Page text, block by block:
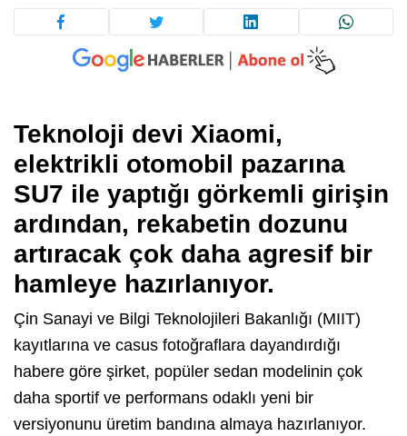
Teknoloji devi Xiaomi,
elektrikli otomobil pazarına
SU7 ile yaptığı görkemli girişin
ardından, rekabetin dozunu
artıracak çok daha agresif bir
hamleye hazırlanıyor.
Çin Sanayi ve Bilgi Teknolojileri Bakanlığı (MIIT)
kayıtlarına ve casus fotoğraflara dayandırdığı
habere göre şirket, popüler sedan modelinin çok
daha sportif ve performans odaklı yeni bir
versiyonunu üretim bandına almaya hazırlanıyor.